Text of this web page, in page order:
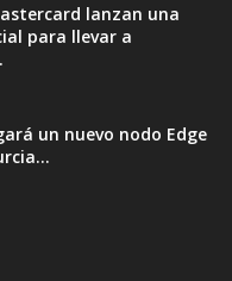
lanzan una
para llevar a
un nuevo nodo Edge